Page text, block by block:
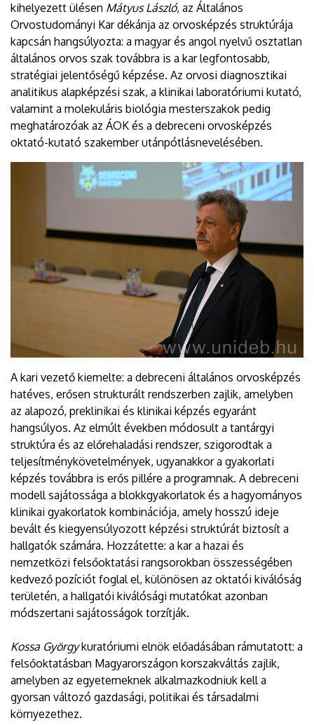
kihelyezett ülésen Mátyus László, az Általános
Orvostudományi Kar dékánja az orvosképzés struktúrája
kapcsán hangsúlyozta: a magyar és angol nyelvű osztatlan
általános orvos szak továbbra is a kar legfontosabb,
stratégiai jelentőségű képzése. Az orvosi diagnosztikai
analitikus alapképzési szak, a klinikai laboratóriumi kutató,
valamint a molekuláris biológia mesterszakok pedig
meghatározóak az ÁOK és a debreceni orvosképzés
oktató-kutató szakember utánpótlásnevelésében.
A kari vezető kiemelte: a debreceni általános orvosképzés
hatéves, erősen strukturált rendszerben zajlik, amelyben
az alapozó, preklinikai és klinikai képzés egyaránt
hangsúlyos. Az elmúlt években módosult a tantárgyi
struktúra és az előrehaladási rendszer, szigorodtak a
teljesítménykövetelmények, ugyanakkor a gyakorlati
képzés továbbra is erős pillére a programnak. A debreceni
modell sajátossága a blokkgyakorlatok és a hagyományos
klinikai gyakorlatok kombinációja, amely hosszú ideje
bevált és kiegyensúlyozott képzési struktúrát biztosít a
hallgatók számára. Hozzátette: a kar a hazai és
nemzetközi felsőoktatási rangsorokban összességében
kedvező pozíciót foglal el, különösen az oktatói kiválóság
területén, a hallgatói kiválósági mutatókat azonban
módszertani sajátosságok torzítják.
Kossa Györgykuratóriumi elnök előadásában rámutatott: a
felsőoktatásban Magyarországon korszakváltás zajlik,
amelyben az egyetemeknek alkalmazkodniuk kell a
gyorsan változó gazdasági, politikai és társadalmi
környezethez.